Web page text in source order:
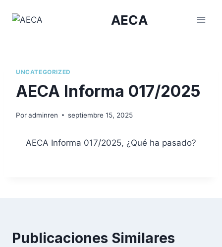
AECA
UNCATEGORIZED
AECA Informa 017/2025
Poradminren septiembre 15, 2025
AECA Informa 017/2025, ¿Qué ha pasado?
Publicaciones Similares